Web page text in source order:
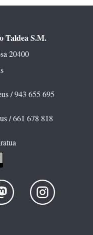
Taldea S.M.
20400
/ 943 655 695
/ 661 678 818